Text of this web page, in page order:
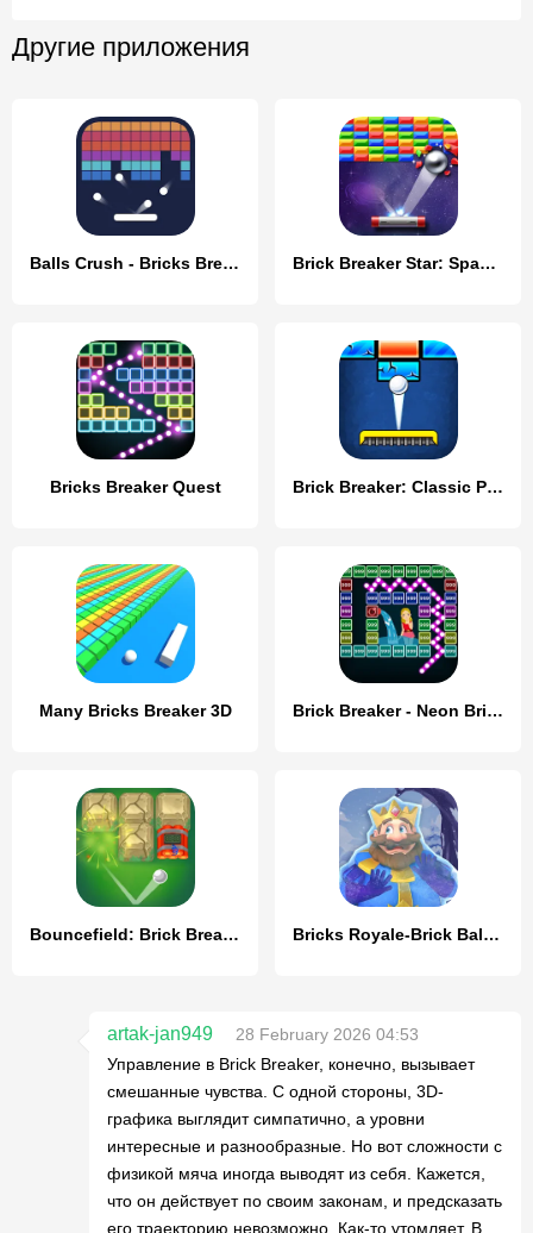
Другие приложения
Balls Crush - Bricks Breaker Brick Breaker Star: Space King
Bricks Breaker Quest Brick Breaker: Classic Puzzles
Many Bricks Breaker 3D Brick Breaker - Neon Bricks
Bouncefield: Brick Breaker Bricks Royale-Brick Balls Game
artak-jan949
28 February 2026 04:53
Управление в Brick Breaker, конечно, вызывает
смешанные чувства. С одной стороны, 3D-
графика выглядит симпатично, а уровни
интересные и разнообразные. Но вот сложности с
физикой мяча иногда выводят из себя. Кажется,
что он действует по своим законам, и предсказать
его траекторию невозможно. Как-то утомляет. В